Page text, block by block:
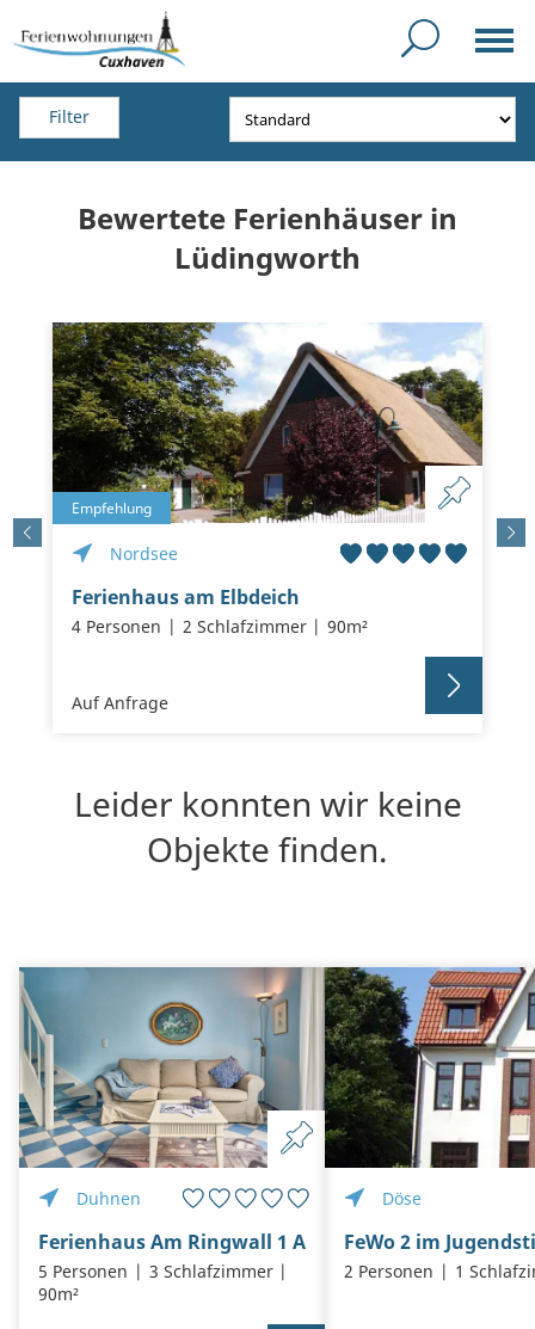
Filter
Bewertete Ferienhäuser in
Lüdingworth
Nordsee
Empfehlung
Ferienhaus am Elbdeich
4 Personen 2 Schlafzimmer 90m²
Auf Anfrage
Leider konnten wir keine
Objekte finden.
Duhnen
Ferienhaus Am Ringwall 1 A
5 Personen
3 Schlafzimmer
90m²
Döse
FeWo 2 im
2 Personen 1